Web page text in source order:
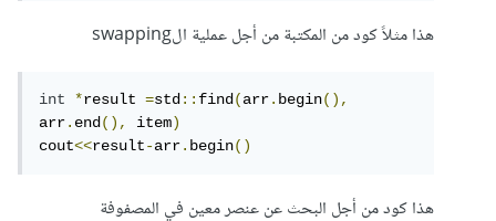
هذا مثلاً كود من المكتبة من أجل عملية الswapping
int *result =std::find(arr.begin(),
arr.end(), item)
cout<<result-arr.begin()
هذا كود من أجل البحث عن عنصر معين في المصفوفة